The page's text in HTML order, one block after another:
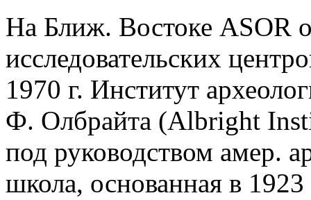
На Ближ. Востоке ASOR
исследовательских
1970 г. Институт
Ф. Олбрайта (Albright
под руководством амер.
школа, основанная в